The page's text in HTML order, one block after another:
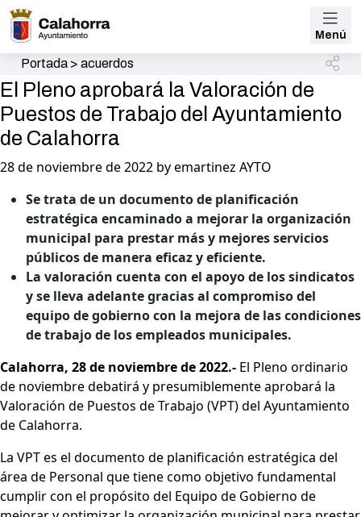
Menú
Portada> acuerdos
El Pleno aprobará la Valoración de
Puestos de Trabajo del Ayuntamiento
de Calahorra
28 de noviembre de 2022 by emartinez AYTO
Se trata de un documento de planificación
estratégica encaminado a mejorar la organización
municipal para prestar más y mejores servicios
públicos de manera eficaz y eficiente.
La valoración cuenta con el apoyo de los sindicatos
y se lleva adelante gracias al compromiso del
equipo de gobierno con la mejora de las condiciones
de trabajo de los empleados municipales.
Calahorra, 28 de noviembre de 2022.- El Pleno ordinario
de noviembre debatirá y presumiblemente aprobará la
Valoración de Puestos de Trabajo (VPT) del Ayuntamiento
de Calahorra.
La VPT es el documento de planificación estratégica del
área de Personal que tiene como objetivo fundamental
cumplir con el propósito del Equipo de Gobierno de